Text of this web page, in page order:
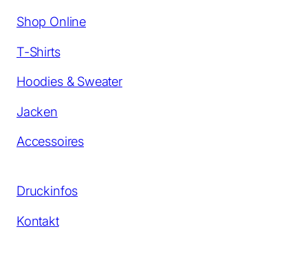
Shop Online
T-Shirts
Hoodies & Sweater
Jacken
Accessoires
Druckinfos
Kontakt